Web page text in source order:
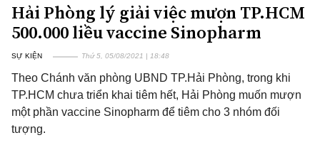
Hải Phòng lý giải việc mượn TP.HCM
500.000 liều vaccine Sinopharm
SỰ KIỆN Thứ 5, 05/08/2021 | 18:48
Theo Chánh văn phòng UBND TP.Hải Phòng, trong khi
TP.HCM chưa triển khai tiêm hết, Hải Phòng muốn mượn
một phần vaccine Sinopharm để tiêm cho 3 nhóm đối
tượng.